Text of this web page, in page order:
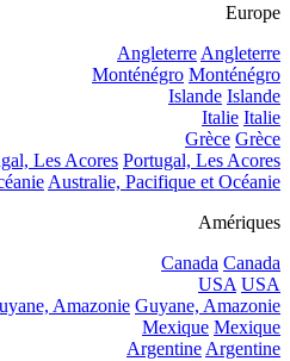
Europe
AngleterreAngleterre
Monténégro Monténégro
Islande Islande
Italie Italie
Grèce Grèce
Les Acores Portugal, Les Acores
Australie, Pacifique et Océanie
Amériques
Canada Canada
USA USA
Amazonie Guyane, Amazonie
Mexique Mexique
ArgentineArgentine